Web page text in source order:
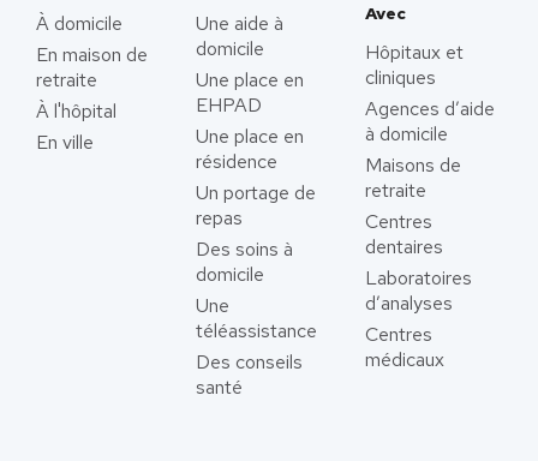
À domicile
En maison de
retraite
À l'hôpital
En ville
Une aide à
domicile
Une place en
EHPAD
Une place en
résidence
Un portage de
repas
Des soins à
domicile
Une
téléassistance
Des conseils
santé
Avec
Hôpitaux et
cliniques
Agences d’aide
à domicile
Maisons de
retraite
Centres
dentaires
Laboratoires
d’analyses
Centres
médicaux